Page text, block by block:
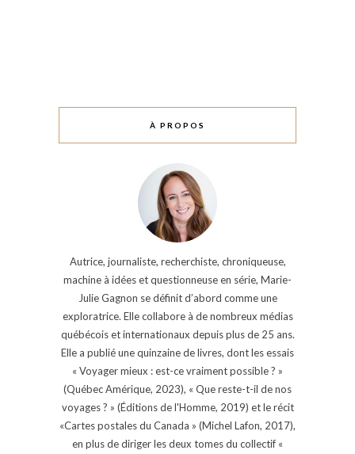
À PROPOS
Autrice, journaliste, recherchiste, chroniqueuse,
machine à idées et questionneuse en série, Marie-
Julie Gagnon se définit d’abord comme une
exploratrice. Elle collabore à de nombreux médias
québécois et internationaux depuis plus de 25 ans.
Elle a publié une quinzaine de livres, dont les essais
« Voyager mieux : est-ce vraiment possible ? »
(Québec Amérique, 2023), « Que reste-t-il de nos
voyages ? » (Éditions de l'Homme, 2019) et le récit
«Cartes postales du Canada » (Michel Lafon, 2017),
en plus de diriger les deux tomes du collectif «